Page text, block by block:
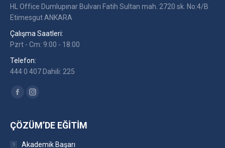
HL Office Dumlupınar Bulvarı Fatih Sultan mah. 2720 sk. No:4/B
Etimesgut ANKARA
Çalışma Saatleri:
Pzrt - Cm: 9:00 - 18:00
Telefon:
444 0 407 Dahili: 225
Find us on:
FacebookInstagram
ÇÖZÜM’DE EĞITIM
Akademik Başarı